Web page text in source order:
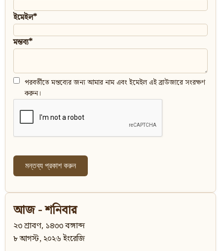
ইমেইল*
মন্তব্য*
পরবর্তীতে মন্তব্যের জন্য আমার নাম এবং ইমেইল এই ব্রাউজারে সংরক্ষণ
করুন।
আজ - শনিবার
২৩ শ্রাবণ, ১৪৩৩ বঙ্গাব্দ
৮ আগস্ট, ২০২৬ ইংরেজি